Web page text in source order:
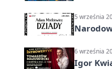
5 września
6 września
Igor